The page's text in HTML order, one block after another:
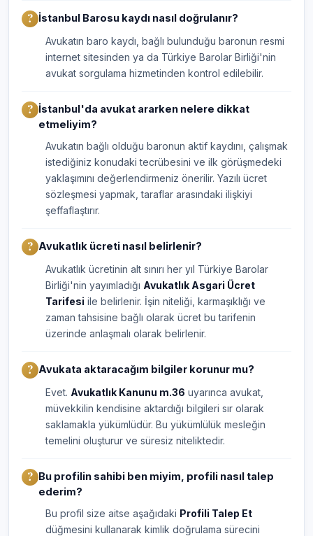
İstanbul Barosu kaydı nasıl doğrulanır?
Avukatın baro kaydı, bağlı bulunduğu baronun resmi
internet sitesinden ya da Türkiye Barolar Birliği'nin
avukat sorgulama hizmetinden kontrol edilebilir.
İstanbul'da avukat ararken nelere dikkat
etmeliyim?
Avukatın bağlı olduğu baronun aktif kaydını, çalışmak
istediğiniz konudaki tecrübesini ve ilk görüşmedeki
yaklaşımını değerlendirmeniz önerilir. Yazılı ücret
sözleşmesi yapmak, taraflar arasındaki ilişkiyi
şeffaflaştırır.
Avukatlık ücreti nasıl belirlenir?
Avukatlık ücretinin alt sınırı her yıl Türkiye Barolar
Birliği'nin yayımladığı Avukatlık Asgari Ücret
Tarifesi ile belirlenir. İşin niteliği, karmaşıklığı ve
zaman tahsisine bağlı olarak ücret bu tarifenin
üzerinde anlaşmalı olarak belirlenir.
Avukata aktaracağım bilgiler korunur mu?
Evet. Avukatlık Kanunu m.36 uyarınca avukat,
müvekkilin kendisine aktardığı bilgileri sır olarak
saklamakla yükümlüdür. Bu yükümlülük mesleğin
temelini oluşturur ve süresiz niteliktedir.
Bu profilin sahibi ben miyim, profili nasıl talep
ederim?
Bu profil size aitse aşağıdaki Profili Talep Et
düğmesini kullanarak kimlik doğrulama sürecini